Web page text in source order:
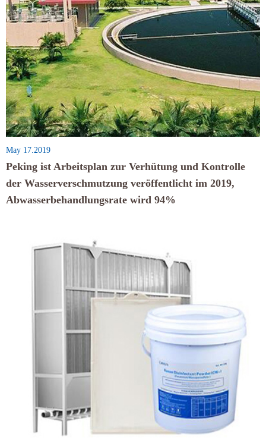
May 17.2019
Peking ist Arbeitsplan zur Verhütung und Kontrolle
der Wasserverschmutzung veröffentlicht im 2019,
Abwasserbehandlungsrate wird 94%